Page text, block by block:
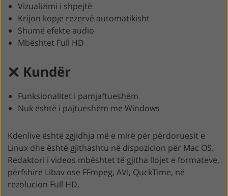
Vizualizimi i shpejtë
Krijon kopje rezervë automatikisht
Shumë efekte audio
Mbështet Full HD
Kundër
Funksionalitet i pamjaftueshëm
Nuk është i pajtueshëm me Windows
Kdenlive është zgjidhja më e mirë për përdoruesit e
Linux dhe është gjithashtu në dispozicion për Mac OS.
Redaktori i videos mbështet të gjitha llojet e formateve,
përfshirë Libav ose FFmpeg, AVI, QuckTime, në
rezolucion Full HD.